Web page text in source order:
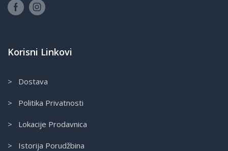
Korisni Linkovi
> Dostava
> Politika Privatnosti
> Lokacije Prodavnica
> Istorija Porudžbina